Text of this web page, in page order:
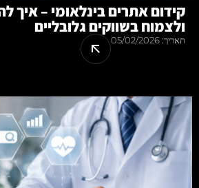
קידום אתרים בינלאומי – איך
ולצמוח בשווקים גלובליים
תאריך:05/02/2026